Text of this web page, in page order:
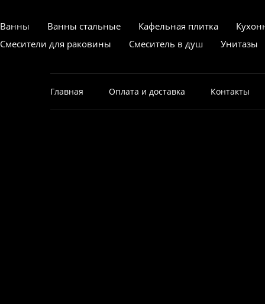
Ванны Ванны стальные Кафельная плитка
Смесители для раковины
Смеситель в душ Унитазы
Главная Оплата и доставка Контакты